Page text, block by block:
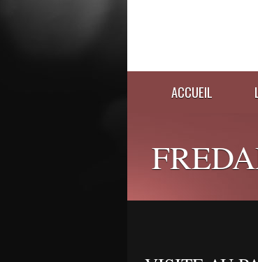
ACCUEIL